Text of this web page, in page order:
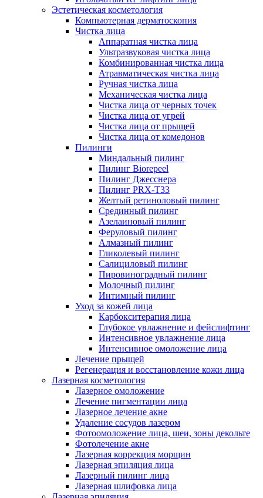
Эстетическая косметология
Компьютерная дерматоскопия
Чистка лица
Аппаратная чистка лица
Ультразвуковая чистка лица
Комбинированная чистка лица
Атравматическая чистка лица
Ручная чистка лица
Механическая чистка лица
Чистка лица от черных точек
Чистка лица от угрей
Чистка лица от прыщей
Чистка лица от комедонов
Пилинги
Миндальный пилинг
Пилинг Biorepeel
Пилинг Джесснера
Пилинг PRX-T33
Желтый ретиноловый пилинг
Срединный пилинг
Азелаиновый пилинг
Феруловый пилинг
Алмазный пилинг
Гликолевый пилинг
Салициловый пилинг
Пировиноградный пилинг
Молочный пилинг
Интимный пилинг
Уход за кожей лица
Карбокситерапия лица
Глубокое увлажнение и фейслифтинг
Интенсивное увлажнение лица
Интенсивное омоложение лица
Лечение прыщей
Регенерация и восстановление кожи лица
Лазерная косметология
Лазерное омоложение
Лечение пигментации лица
Лазерное лечение акне
Удаление сосудов лазером
Фотоомоложение лица, шеи, зоны декольте
Фотолечение акне
Лазерная коррекция морщин
Лазерная эпиляция лица
Лазерный пилинг лица
Лазерная шлифовка лица